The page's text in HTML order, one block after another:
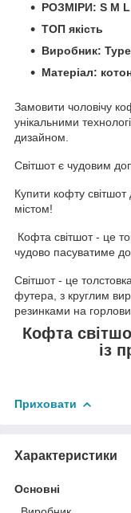
Кофта
із
Світшот - це
футера, з круглим
резинками на
Кофта світшот - це
чудово пасуватиме
Купити кофту
містом!
Світшот є чудовим
Замовити чоловічу
унікальними
дизайном.
РОЗМІРИ: S M
ТОП якість
Виробник:
Матеріал:
Приховати
Характеристики
Основні